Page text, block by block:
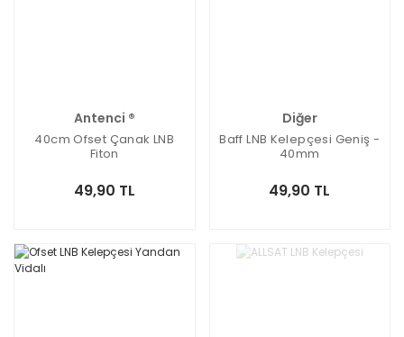
Antenci ®
40cm Ofset Çanak LNB
Fiton
49,90 TL
Diğer
Baff LNB Kelepçesi Geniş -
40mm
49,90 TL